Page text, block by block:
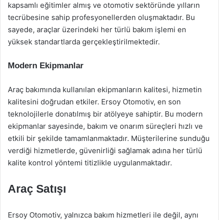
kapsamlı eğitimler almış ve otomotiv sektöründe yılların
tecrübesine sahip profesyonellerden oluşmaktadır. Bu
sayede, araçlar üzerindeki her türlü bakım işlemi en
yüksek standartlarda gerçekleştirilmektedir.
Modern Ekipmanlar
Araç bakımında kullanılan ekipmanların kalitesi, hizmetin
kalitesini doğrudan etkiler. Ersoy Otomotiv, en son
teknolojilerle donatılmış bir atölyeye sahiptir. Bu modern
ekipmanlar sayesinde, bakım ve onarım süreçleri hızlı ve
etkili bir şekilde tamamlanmaktadır. Müşterilerine sunduğu
verdiği hizmetlerde, güvenirliği sağlamak adına her türlü
kalite kontrol yöntemi titizlikle uygulanmaktadır.
Araç Satışı
Ersoy Otomotiv, yalnızca bakım hizmetleri ile değil, aynı